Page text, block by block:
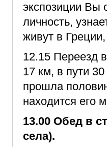
экспозиции Вы
личность,
живут в
12.15 Переезд
17 км, в пути
прошла
находится его
13.00 Обед в
села).